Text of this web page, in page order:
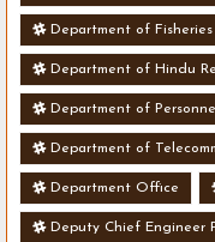
Department of
Department of Hindu
Department of
Department of
Department Office
Deputy Chief Engineer